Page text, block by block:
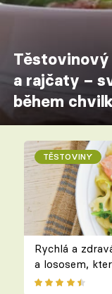
Těstovinový
a rajčaty –
během
TĚSTOVINY
Rychlá a
a lososem,